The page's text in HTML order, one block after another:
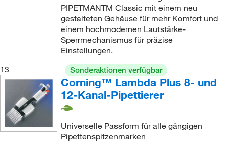
PIPETMANTM Classic mit einem neu
gestalteten Gehäuse für mehr Komfort und
einem hochmodernen Lautstärke-
Sperrmechanismus für präzise
Einstellungen.
13
Sonderaktionen verfügbar
Corning™ Lambda Plus 8- und
12-Kanal-Pipettierer
Universelle Passform für alle gängigen
Pipettenspitzenmarken